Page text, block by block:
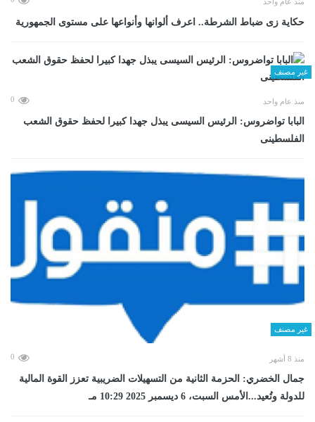
حكاية زى ضباط الشرطة.. اعرف ألوانها وأنواعها على مستوى الجمهورية
غير مصنف
منذ عام واحد 0
البابا تواضروس: الرئيس السيسى يبذل جهدا كبيرا لحفظ حقوق الشعب
الفلسطينى
غير مصنف
منذ 8 أشهر 0
جمال الخضري: الحزمة الثانية من التسهيلات الضريبية تعزز القوة المالية
للدولة وتُعيد...الأمس السبت، 6 ديسمبر 2025 10:29 مـ